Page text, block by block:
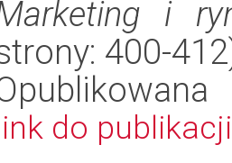
i
400-
do publikacji